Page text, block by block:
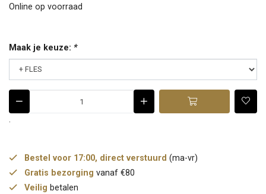
Online op voorraad
Maak je keuze: *
.
Bestel voor 17:00, direct verstuurd (ma-vr)
Gratis bezorging vanaf €80
Veilig betalen